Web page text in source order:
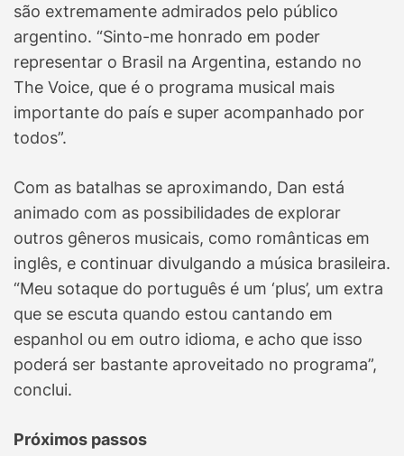
são extremamente admirados pelo público
argentino. “Sinto-me honrado em poder
representar o Brasil na Argentina, estando no
The Voice, que é o programa musical mais
importante do país e super acompanhado por
todos”.
Com as batalhas se aproximando, Dan está
animado com as possibilidades de explorar
outros gêneros musicais, como românticas em
inglês, e continuar divulgando a música brasileira.
“Meu sotaque do português é um ‘plus’, um extra
que se escuta quando estou cantando em
espanhol ou em outro idioma, e acho que isso
poderá ser bastante aproveitado no programa”,
conclui.
Próximos passos